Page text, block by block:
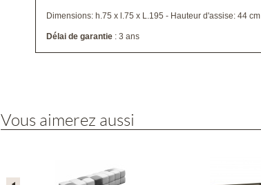
Dimensions: h.75 x l.75 x L.195 - Hauteur d'assise: 44 cm
Délai de garantie : 3 ans
Vous aimerez aussi